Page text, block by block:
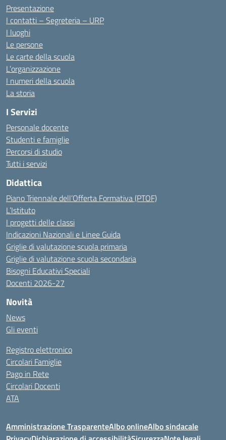
Presentazione
I contatti – Segreteria – URP
I luoghi
Le persone
Le carte della scuola
L’organizzazione
I numeri della scuola
La storia
I Servizi
Personale docente
Studenti e famiglie
Percorsi di studio
Tutti i servizi
Didattica
Piano Triennale dell’Offerta Formativa (PTOF)
L’Istituto
I progetti delle classi
Indicazioni Nazionali e Linee Guida
Griglie di valutazione scuola primaria
Griglie di valutazione scuola secondaria
Bisogni Educativi Speciali
Docenti 2026-27
Novità
News
Gli eventi
Registro elettronico
Circolari Famiglie
Pago in Rete
Circolari Docenti
ATA
Amministrazione TrasparenteAlbo onlineAlbo sindacale